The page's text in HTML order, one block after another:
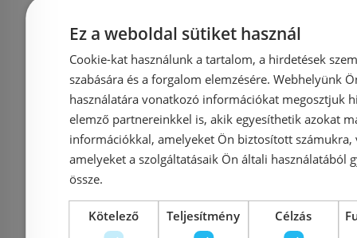
Azonosító: 187991
Cikkszám: 30305001
55 974 Ft46 570 Ft
Kosárba
81 900 Ft
-26%
Raktáron Rendelésre
Ez a weboldal sütiket használ
Cookie-kat használunk a tartalom, a hirdetések
szabására és a forgalom elemzésére. Webhelyünk
használatára vonatkozó információkat megosztjuk
elemző partnereinkkel is, akik egyesíthetik azokat
információkkal, amelyeket Ön biztosított számukra,
amelyeket a szolgáltatásaik Ön általi használatából
össze.
Kötelező Teljesítmény Célzás